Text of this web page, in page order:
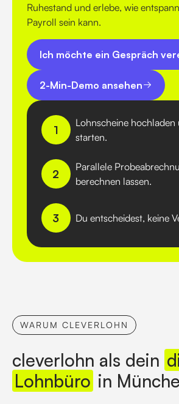
Ruhestand und erlebe, wie
Payroll sein kann.
Ich möchte ein Gespräch
Ich möchte ein Gespräch
2-Min-Demo ansehen
2-Min-Demo ansehen
1
Lohnscheine hochladen
starten.
2
Parallele
berechnen lassen.
3 Du entscheidest, keine
WARUM CLEVERLOHN
cleverlohn als dein
Lohnbüro in